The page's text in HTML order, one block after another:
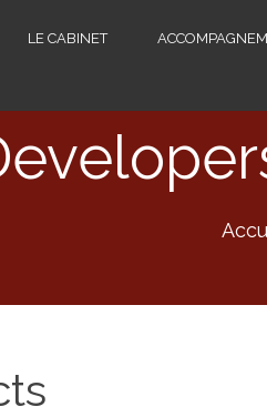
LE CABINET